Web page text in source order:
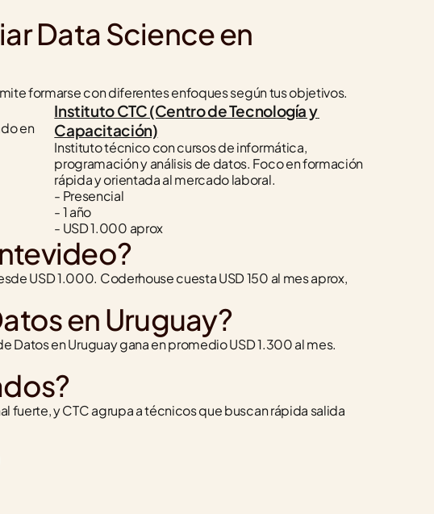
Data Science en
formarse con diferentes enfoques según tus objetivos.
en
Instituto CTC (Centro de Tecnología y
Capacitación)
Instituto técnico con cursos de informática,
programación y análisis de datos. Foco en formación
rápida y orientada al mercado laboral.
- Presencial
- 1 año
- USD 1.000 aprox
USD 1.000. Coderhouse cuesta USD 150 al mes aprox,
en Uruguay?
Datos en Uruguay gana en promedio USD 1.300 al mes.
y CTC agrupa a técnicos que buscan rápida salida